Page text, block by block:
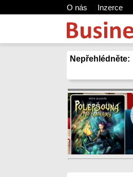
O nás Inzerce
Nepřehlédněte: